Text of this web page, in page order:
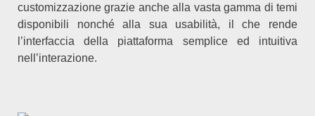
customizzazione grazie anche alla vasta gamma di temi
disponibili nonché alla sua usabilità, il che rende
l’interfaccia della piattaforma semplice ed intuitiva
nell’interazione.